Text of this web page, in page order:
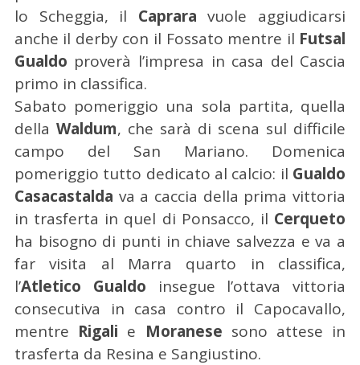
lo Scheggia, il Caprara vuole aggiudicarsi
anche il derby con il Fossato mentre il Futsal
Gualdo proverà l’impresa in casa del Cascia
primo in classifica.
Sabato pomeriggio una sola partita, quella
della Waldum, che sarà di scena sul difficile
campo del San Mariano. Domenica
pomeriggio tutto dedicato al calcio: il Gualdo
Casacastalda va a caccia della prima vittoria
in trasferta in quel di Ponsacco, il Cerqueto
ha bisogno di punti in chiave salvezza e va a
far visita al Marra quarto in classifica,
l’Atletico Gualdo insegue l’ottava vittoria
consecutiva in casa contro il Capocavallo,
mentre Rigali e Moranese sono attese in
trasferta da Resina e Sangiustino.